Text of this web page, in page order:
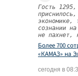
Гость
экономике,
сознании
не пахнет,
Более 700
«КАМАЗ» на
сегодня в